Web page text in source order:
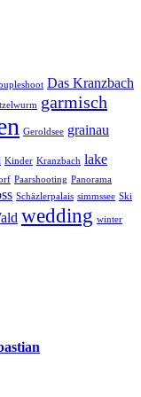
Das Kranzbach
garmisch
Geroldsee grainau
Kinder Kranzbach lake
Paarshooting Panorama
Schäzlerpalais simmssee Ski
wedding winter